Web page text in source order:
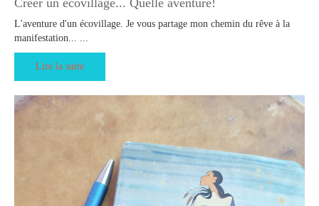
Créer un écovillage... Quelle aventure!
L'aventure d'un écovillage. Je vous partage mon chemin du rêve à la
manifestation... ...
Lire la suite